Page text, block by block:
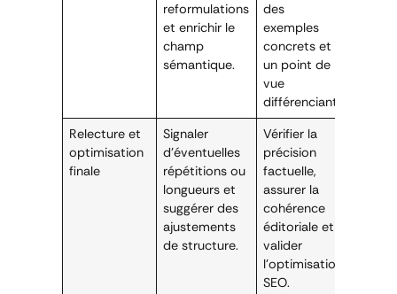
reformulations
et enrichir le
champ
sémantique.
des
exemples
concrets et
un point de
vue
différenciant.
Relecture et
optimisation
finale
Signaler
d’éventuelles
répétitions ou
longueurs et
suggérer des
ajustements
de structure.
Vérifier la
précision
factuelle,
assurer la
cohérence
éditoriale et
valider
l’optimisation
SEO.